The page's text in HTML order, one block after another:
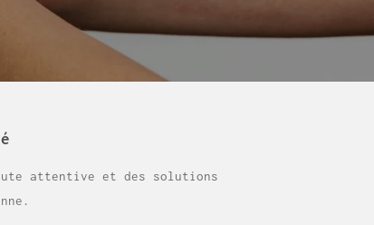
attentive et des solutions